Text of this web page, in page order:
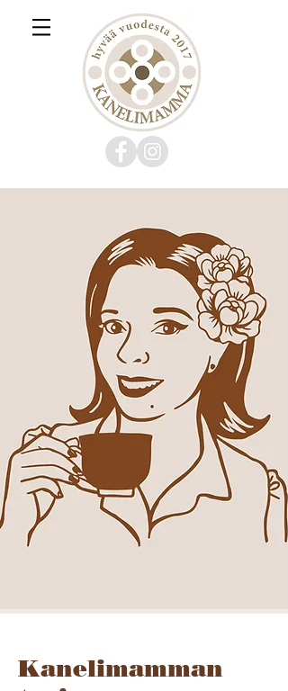
Kanelimamman